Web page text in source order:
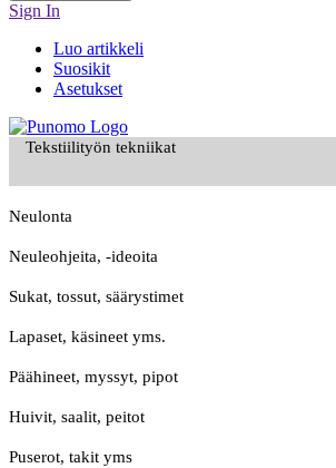
Sign In
Luo artikkeli
Suosikit
Asetukset
Tekstiilityön tekniikat
Neulonta
Neuleohjeita, -ideoita
Sukat, tossut, säärystimet
Lapaset, käsineet yms.
Päähineet, myssyt, pipot
Huivit, saalit, peitot
Puserot, takit yms